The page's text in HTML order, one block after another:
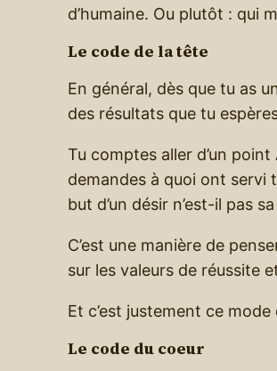
d’humaine. Ou plutôt : qui
Le code de la tête
En général, dès que tu as
des résultats que tu
Tu comptes aller d’un
demandes à quoi ont servi
but d’un désir n’est-il pas
C’est une manière de
sur les valeurs de réussite
Et c’est justement ce
Le code du coeur